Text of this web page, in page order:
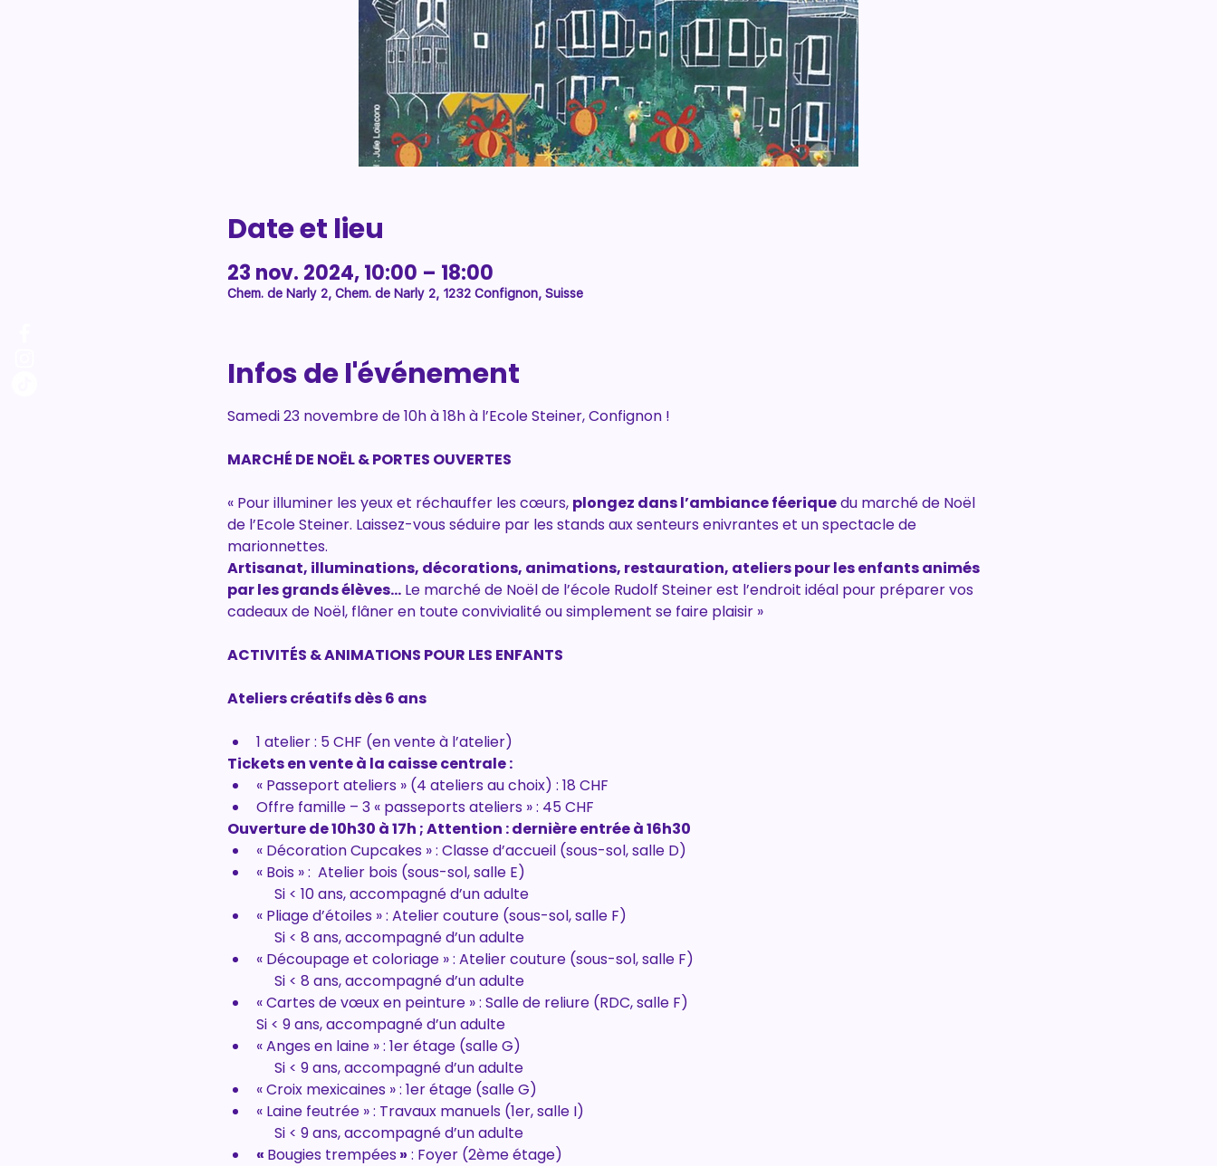
Date et lieu
23 nov. 2024, 10:00 – 18:00
Chem. de Narly 2, Chem. de Narly 2, 1232 Confignon, Suisse
Infos de l'événement
Samedi 23 novembre de 10h à 18h à l’Ecole Steiner, Confignon !
MARCHÉ DE NOËL & PORTES OUVERTES
« Pour illuminer les yeux et réchauffer les cœurs, plongez dans l’ambiance féerique du marché de Noël
de l’Ecole Steiner. Laissez-vous séduire par les stands aux senteurs enivrantes et un spectacle de
marionnettes.
Artisanat, illuminations, décorations, animations, restauration, ateliers pour les enfants animés
par les grands élèves… Le marché de Noël de l’école Rudolf Steiner est l’endroit idéal pour préparer vos
cadeaux de Noël, flâner en toute convivialité ou simplement se faire plaisir »
ACTIVITÉS & ANIMATIONS POUR LES ENFANTS
Ateliers créatifs dès 6 ans
1 atelier : 5 CHF (en vente à l’atelier)
Tickets en vente à la caisse centrale :
« Passeport ateliers » (4 ateliers au choix) : 18 CHF
Offre famille – 3 « passeports ateliers » : 45 CHF
Ouverture de 10h30 à 17h ; Attention : dernière entrée à 16h30
« Décoration Cupcakes » : Classe d’accueil (sous-sol, salle D)
« Bois » :  Atelier bois (sous-sol, salle E)
Si < 10 ans, accompagné d’un adulte
« Pliage d’étoiles » : Atelier couture (sous-sol, salle F)
Si < 8 ans, accompagné d’un adulte
« Découpage et coloriage » : Atelier couture (sous-sol, salle F)
Si < 8 ans, accompagné d’un adulte
« Cartes de vœux en peinture » : Salle de reliure (RDC, salle F)
Si < 9 ans, accompagné d’un adulte
« Anges en laine » : 1er étage (salle G)
Si < 9 ans, accompagné d’un adulte
« Croix mexicaines » : 1er étage (salle G)
« Laine feutrée » : Travaux manuels (1er, salle I)
Si < 9 ans, accompagné d’un adulte
« Bougies trempées » : Foyer (2ème étage)